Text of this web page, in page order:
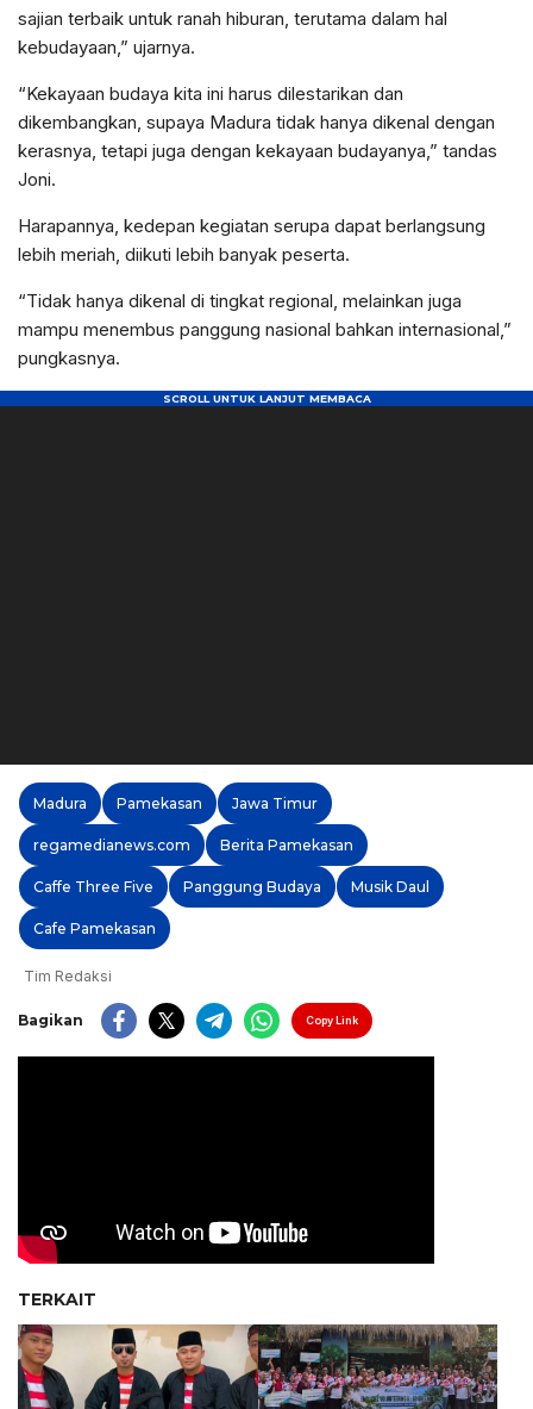
sajian terbaik untuk ranah hiburan, terutama dalam hal
kebudayaan,” ujarnya.
“Kekayaan budaya kita ini harus dilestarikan dan
dikembangkan, supaya Madura tidak hanya dikenal dengan
kerasnya, tetapi juga dengan kekayaan budayanya,” tandas
Joni.
Harapannya, kedepan kegiatan serupa dapat berlangsung
lebih meriah, diikuti lebih banyak peserta.
“Tidak hanya dikenal di tingkat regional, melainkan juga
mampu menembus panggung nasional bahkan internasional,”
pungkasnya.
Madura Pamekasan Jawa Timur
regamedianews.com Berita Pamekasan
Caffe Three Five Panggung Budaya Musik Daul
Cafe Pamekasan
Tim Redaksi
Bagikan Copy Link
TERKAIT